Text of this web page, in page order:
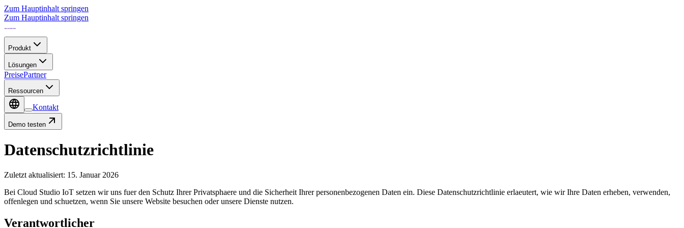
Zum Hauptinhalt springen
Zum Hauptinhalt springen
Produkt
Lösungen
PreisePartner
Ressourcen
Kontakt
Demo testen
Datenschutzrichtlinie
Zuletzt aktualisiert: 15. Januar 2026
Bei Cloud Studio IoT setzen wir uns fuer den Schutz Ihrer Privatsphaere und die Sicherheit Ihrer personenbezogenen Daten ein. Diese Datenschutzrichtlinie erlaeutert, wie wir Ihre Daten erheben, verwenden,
offenlegen und schuetzen, wenn Sie unsere Website besuchen oder unsere Dienste nutzen.
Verantwortlicher